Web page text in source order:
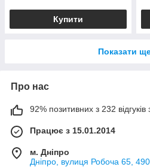
Купити
Показати
Про нас
92% позитивних з 232 відгуків
Працює з 15.01.2014
м. Дніпро
Дніпро, вулиця Робоча 65,